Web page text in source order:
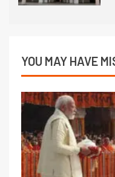
YOU MAY HAVE